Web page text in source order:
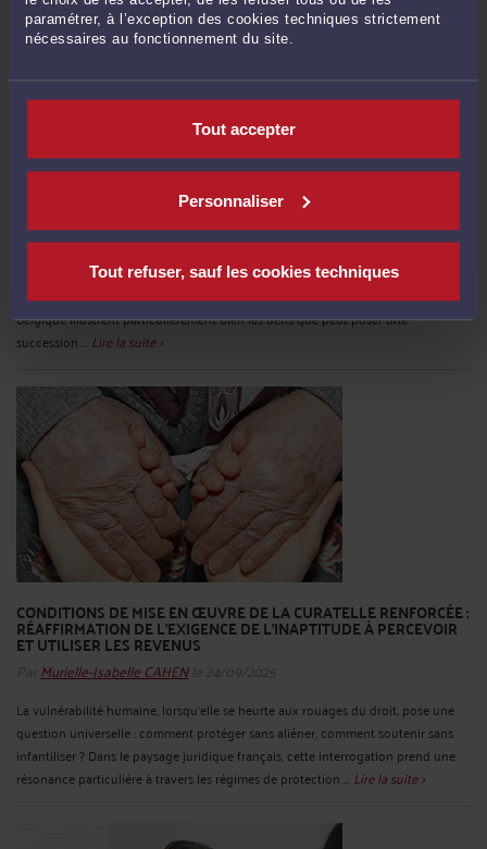
paramétrer, à l’exception des cookies techniques strictement
nécessaires au fonctionnement du site.
Tout accepter
Personnaliser
Tout refuser, sauf les cookies techniques
ÉVITER LES PIÈGES DE SUCCESSION ENTRE LA FRANCE ET LA
Murielle-Isabelle CAHENle 25/09/2025
Dans un monde de plus en plus mobile, les parcours de vie dépassent souvent
les frontières. Parmi les nombreux exemples de cette internationalisation des
trajectoires personnelles et familiales, les liens étroits entre la France et la
Belgique illustrent particulièrement bien les défis que peut poser une
succession ... Lire la suite >
CONDITIONS DE MISE EN ŒUVRE DE LA CURATELLE RENFORCÉE :
RÉAFFIRMATION DE L’EXIGENCE DE L’INAPTITUDE À PERCEVOIR
ET UTILISER LES REVENUS
Par Murielle-Isabelle CAHENle 24/09/2025
La vulnérabilité humaine, lorsqu’elle se heurte aux rouages du droit, pose une
question universelle : comment protéger sans aliéner, comment soutenir sans
infantiliser ? Dans le paysage juridique français, cette interrogation prend une
résonance particulière à travers les régimes de protection ... Lire la suite >